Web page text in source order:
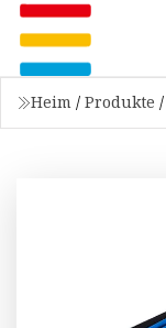
Heim / Produkte /